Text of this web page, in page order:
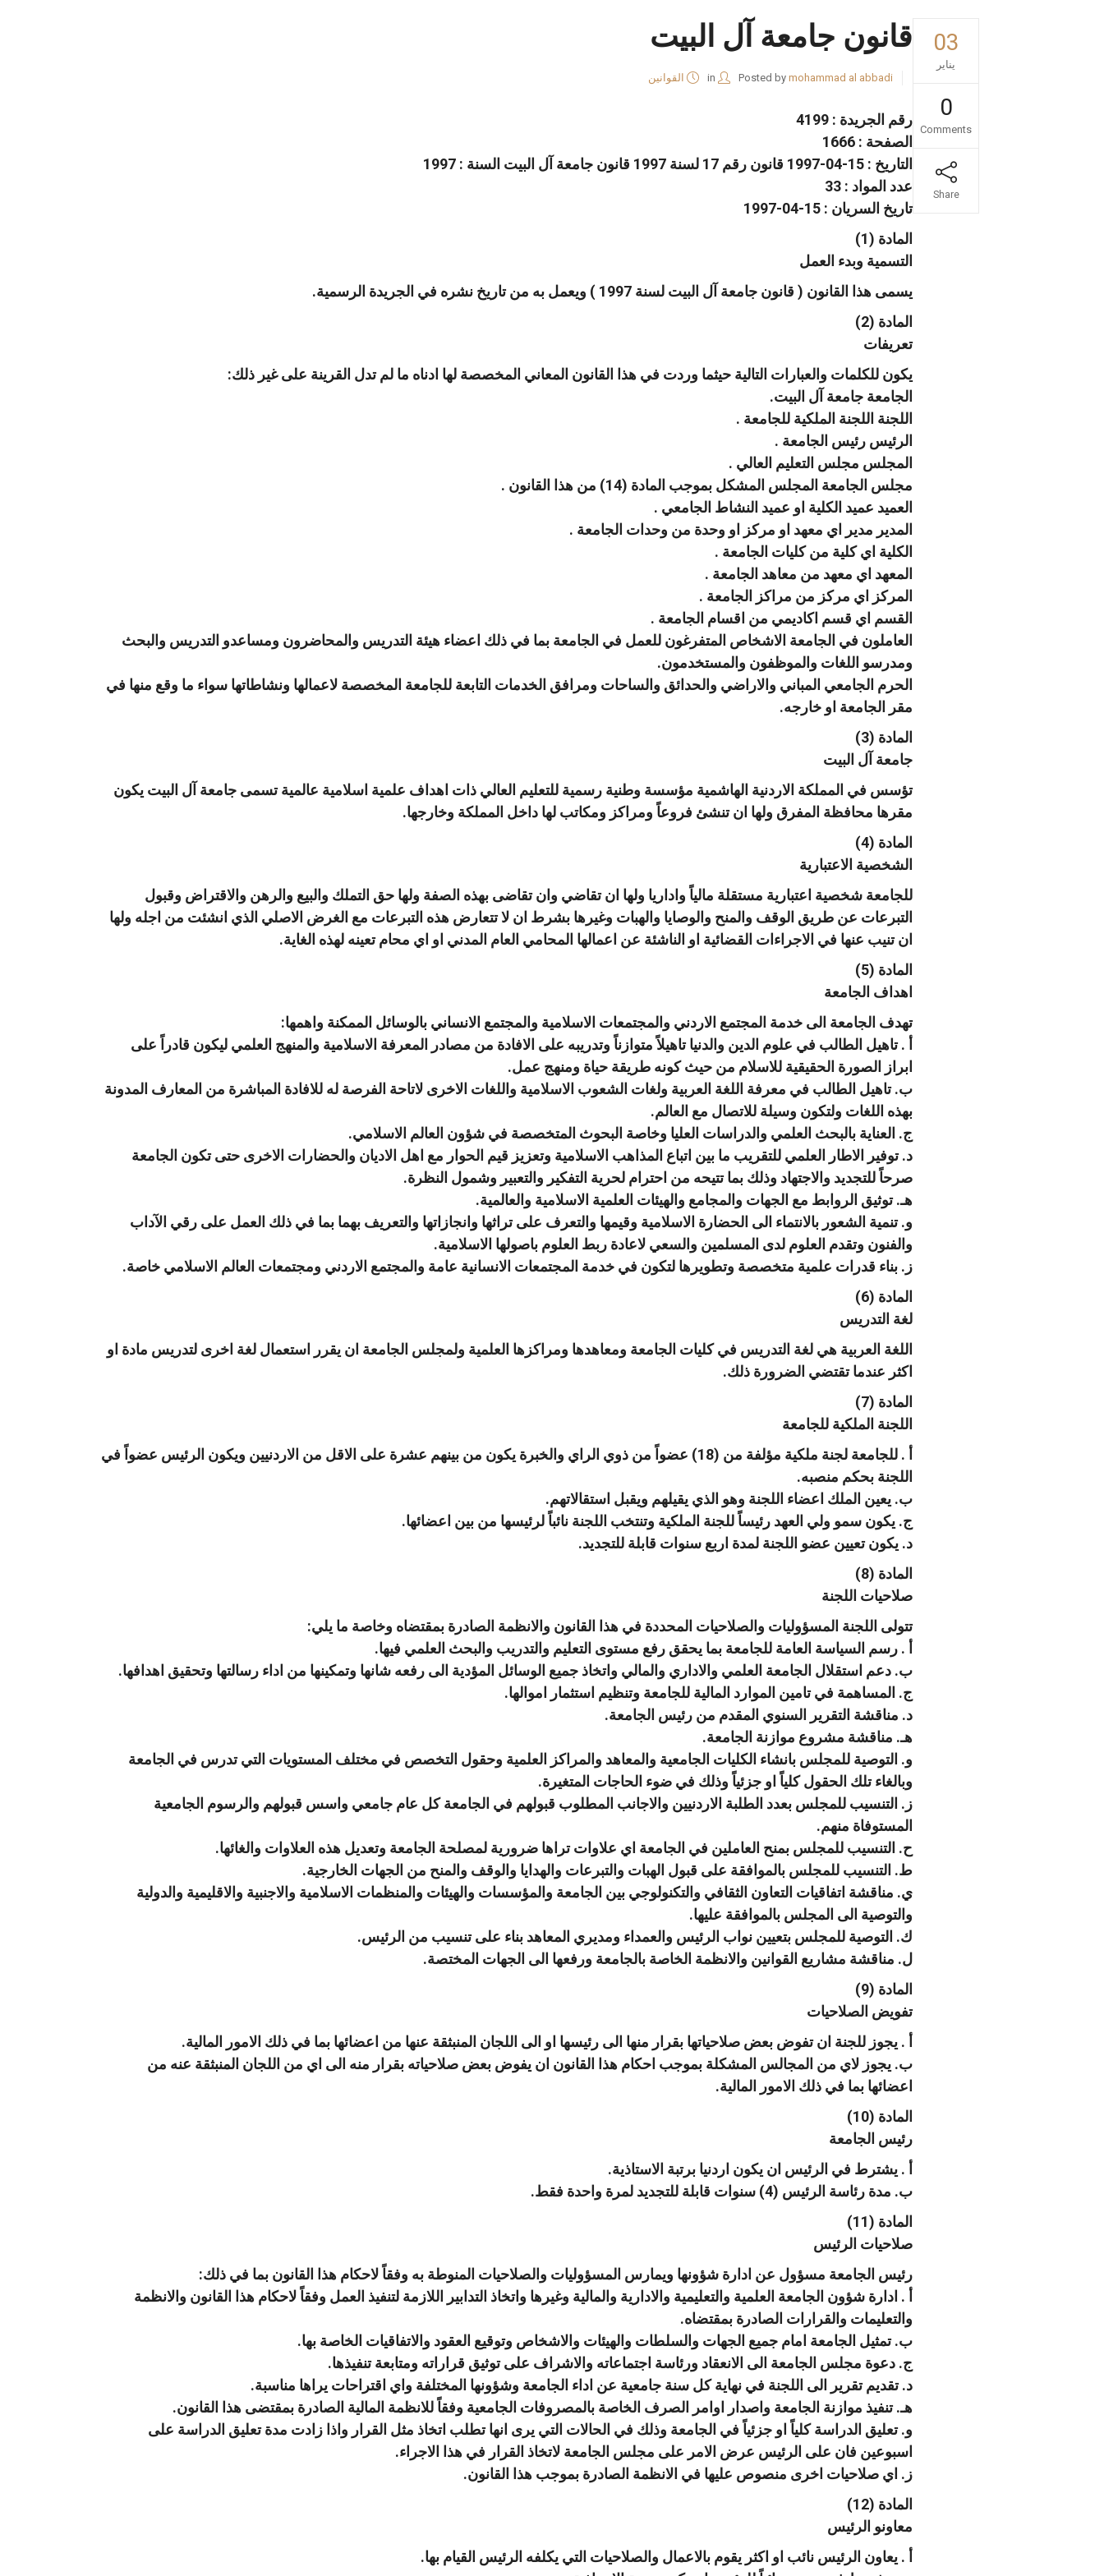
03
يناير
0
Comments
Share
قانون جامعة آل البيت
Posted by mohammad al abbadi
in القوانين
رقم الجريدة : 4199
الصفحة : 1666
التاريخ : 15-04-1997 قانون رقم 17 لسنة 1997 قانون جامعة آل البيت السنة : 1997
عدد المواد : 33
تاريخ السريان : 15-04-1997
المادة (1)
التسمية وبدء العمل
يسمى هذا القانون ( قانون جامعة آل البيت لسنة 1997 ) ويعمل به من تاريخ نشره في الجريدة الرسمية.
المادة (2)
تعريفات
يكون للكلمات والعبارات التالية حيثما وردت في هذا القانون المعاني المخصصة لها ادناه ما لم تدل القرينة على غير ذلك:
الجامعة جامعة آل البيت.
اللجنة اللجنة الملكية للجامعة .
الرئيس رئيس الجامعة .
المجلس مجلس التعليم العالي .
مجلس الجامعة المجلس المشكل بموجب المادة (14) من هذا القانون .
العميد عميد الكلية او عميد النشاط الجامعي .
المدير مدير اي معهد او مركز او وحدة من وحدات الجامعة .
الكلية اي كلية من كليات الجامعة .
المعهد اي معهد من معاهد الجامعة .
المركز اي مركز من مراكز الجامعة .
القسم اي قسم اكاديمي من اقسام الجامعة .
العاملون في الجامعة الاشخاص المتفرغون للعمل في الجامعة بما في ذلك اعضاء هيئة التدريس والمحاضرون ومساعدو التدريس والبحث
ومدرسو اللغات والموظفون والمستخدمون.
الحرم الجامعي المباني والاراضي والحدائق والساحات ومرافق الخدمات التابعة للجامعة المخصصة لاعمالها ونشاطاتها سواء ما وقع منها في
مقر الجامعة او خارجه.
المادة (3)
جامعة آل البيت
تؤسس في المملكة الاردنية الهاشمية مؤسسة وطنية رسمية للتعليم العالي ذات اهداف علمية اسلامية عالمية تسمى جامعة آل البيت يكون
مقرها محافظة المفرق ولها ان تنشئ فروعاً ومراكز ومكاتب لها داخل المملكة وخارجها.
المادة (4)
الشخصية الاعتبارية
للجامعة شخصية اعتبارية مستقلة مالياً واداريا ولها ان تقاضي وان تقاضى بهذه الصفة ولها حق التملك والبيع والرهن والاقتراض وقبول
التبرعات عن طريق الوقف والمنح والوصايا والهبات وغيرها بشرط ان لا تتعارض هذه التبرعات مع الغرض الاصلي الذي انشئت من اجله ولها
ان تنيب عنها في الاجراءات القضائية او الناشئة عن اعمالها المحامي العام المدني او اي محام تعينه لهذه الغاية.
المادة (5)
اهداف الجامعة
تهدف الجامعة الى خدمة المجتمع الاردني والمجتمعات الاسلامية والمجتمع الانساني بالوسائل الممكنة واهمها:
أ . تاهيل الطالب في علوم الدين والدنيا تاهيلاً متوازناً وتدريبه على الافادة من مصادر المعرفة الاسلامية والمنهج العلمي ليكون قادراً على
ابراز الصورة الحقيقية للاسلام من حيث كونه طريقة حياة ومنهج عمل.
ب. تاهيل الطالب في معرفة اللغة العربية ولغات الشعوب الاسلامية واللغات الاخرى لاتاحة الفرصة له للافادة المباشرة من المعارف المدونة
بهذه اللغات ولتكون وسيلة للاتصال مع العالم.
ج. العناية بالبحث العلمي والدراسات العليا وخاصة البحوث المتخصصة في شؤون العالم الاسلامي.
د. توفير الاطار العلمي للتقريب ما بين اتباع المذاهب الاسلامية وتعزيز قيم الحوار مع اهل الاديان والحضارات الاخرى حتى تكون الجامعة
صرحاً للتجديد والاجتهاد وذلك بما تتيحه من احترام لحرية التفكير والتعبير وشمول النظرة.
هـ. توثيق الروابط مع الجهات والمجامع والهيئات العلمية الاسلامية والعالمية.
و. تنمية الشعور بالانتماء الى الحضارة الاسلامية وقيمها والتعرف على تراثها وانجازاتها والتعريف بهما بما في ذلك العمل على رقي الآداب
والفنون وتقدم العلوم لدى المسلمين والسعي لاعادة ربط العلوم باصولها الاسلامية.
ز. بناء قدرات علمية متخصصة وتطويرها لتكون في خدمة المجتمعات الانسانية عامة والمجتمع الاردني ومجتمعات العالم الاسلامي خاصة.
المادة (6)
لغة التدريس
اللغة العربية هي لغة التدريس في كليات الجامعة ومعاهدها ومراكزها العلمية ولمجلس الجامعة ان يقرر استعمال لغة اخرى لتدريس مادة او
اكثر عندما تقتضي الضرورة ذلك.
المادة (7)
اللجنة الملكية للجامعة
أ . للجامعة لجنة ملكية مؤلفة من (18) عضواً من ذوي الراي والخبرة يكون من بينهم عشرة على الاقل من الاردنيين ويكون الرئيس عضواً في
اللجنة بحكم منصبه.
ب. يعين الملك اعضاء اللجنة وهو الذي يقيلهم ويقبل استقالاتهم.
ج. يكون سمو ولي العهد رئيساً للجنة الملكية وتنتخب اللجنة نائباً لرئيسها من بين اعضائها.
د. يكون تعيين عضو اللجنة لمدة اربع سنوات قابلة للتجديد.
المادة (8)
صلاحيات اللجنة
تتولى اللجنة المسؤوليات والصلاحيات المحددة في هذا القانون والانظمة الصادرة بمقتضاه وخاصة ما يلي:
أ . رسم السياسة العامة للجامعة بما يحقق رفع مستوى التعليم والتدريب والبحث العلمي فيها.
ب. دعم استقلال الجامعة العلمي والاداري والمالي واتخاذ جميع الوسائل المؤدية الى رفعه شانها وتمكينها من اداء رسالتها وتحقيق اهدافها.
ج. المساهمة في تامين الموارد المالية للجامعة وتنظيم استثمار اموالها.
د. مناقشة التقرير السنوي المقدم من رئيس الجامعة.
هـ. مناقشة مشروع موازنة الجامعة.
و. التوصية للمجلس بانشاء الكليات الجامعية والمعاهد والمراكز العلمية وحقول التخصص في مختلف المستويات التي تدرس في الجامعة
وبالغاء تلك الحقول كلياً او جزئياً وذلك في ضوء الحاجات المتغيرة.
ز. التنسيب للمجلس بعدد الطلبة الاردنيين والاجانب المطلوب قبولهم في الجامعة كل عام جامعي واسس قبولهم والرسوم الجامعية
المستوفاة منهم.
ح. التنسيب للمجلس بمنح العاملين في الجامعة اي علاوات تراها ضرورية لمصلحة الجامعة وتعديل هذه العلاوات والغائها.
ط. التنسيب للمجلس بالموافقة على قبول الهبات والتبرعات والهدايا والوقف والمنح من الجهات الخارجية.
ي. مناقشة اتفاقيات التعاون الثقافي والتكنولوجي بين الجامعة والمؤسسات والهيئات والمنظمات الاسلامية والاجنبية والاقليمية والدولية
والتوصية الى المجلس بالموافقة عليها.
ك. التوصية للمجلس بتعيين نواب الرئيس والعمداء ومديري المعاهد بناء على تنسيب من الرئيس.
ل. مناقشة مشاريع القوانين والانظمة الخاصة بالجامعة ورفعها الى الجهات المختصة.
المادة (9)
تفويض الصلاحيات
أ . يجوز للجنة ان تفوض بعض صلاحياتها بقرار منها الى رئيسها او الى اللجان المنبثقة عنها من اعضائها بما في ذلك الامور المالية.
ب. يجوز لاي من المجالس المشكلة بموجب احكام هذا القانون ان يفوض بعض صلاحياته بقرار منه الى اي من اللجان المنبثقة عنه من
اعضائها بما في ذلك الامور المالية.
المادة (10)
رئيس الجامعة
أ . يشترط في الرئيس ان يكون اردنيا برتبة الاستاذية.
ب. مدة رئاسة الرئيس (4) سنوات قابلة للتجديد لمرة واحدة فقط.
المادة (11)
صلاحيات الرئيس
رئيس الجامعة مسؤول عن ادارة شؤونها ويمارس المسؤوليات والصلاحيات المنوطة به وفقاً لاحكام هذا القانون بما في ذلك:
أ . ادارة شؤون الجامعة العلمية والتعليمية والادارية والمالية وغيرها واتخاذ التدابير اللازمة لتنفيذ العمل وفقاً لاحكام هذا القانون والانظمة
والتعليمات والقرارات الصادرة بمقتضاه.
ب. تمثيل الجامعة امام جميع الجهات والسلطات والهيئات والاشخاص وتوقيع العقود والاتفاقيات الخاصة بها.
ج. دعوة مجلس الجامعة الى الانعقاد ورئاسة اجتماعاته والاشراف على توثيق قراراته ومتابعة تنفيذها.
د. تقديم تقرير الى اللجنة في نهاية كل سنة جامعية عن اداء الجامعة وشؤونها المختلفة واي اقتراحات يراها مناسبة.
هـ. تنفيذ موازنة الجامعة واصدار اوامر الصرف الخاصة بالمصروفات الجامعية وفقاً للانظمة المالية الصادرة بمقتضى هذا القانون.
و. تعليق الدراسة كلياً او جزئياً في الجامعة وذلك في الحالات التي يرى انها تطلب اتخاذ مثل القرار واذا زادت مدة تعليق الدراسة على
اسبوعين فان على الرئيس عرض الامر على مجلس الجامعة لاتخاذ القرار في هذا الاجراء.
ز. اي صلاحيات اخرى منصوص عليها في الانظمة الصادرة بموجب هذا القانون.
المادة (12)
معاونو الرئيس
أ . يعاون الرئيس نائب او اكثر يقوم بالاعمال والصلاحيات التي يكلفه الرئيس القيام بها.